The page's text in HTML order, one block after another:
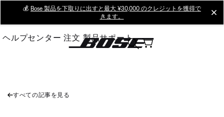
Main
💰 Bose 製品を下取りに出すと最大 ¥30,000 のクレジットを獲得で
きます。
ヘルプセンター 注文 製品サポート
すべての記事を見る